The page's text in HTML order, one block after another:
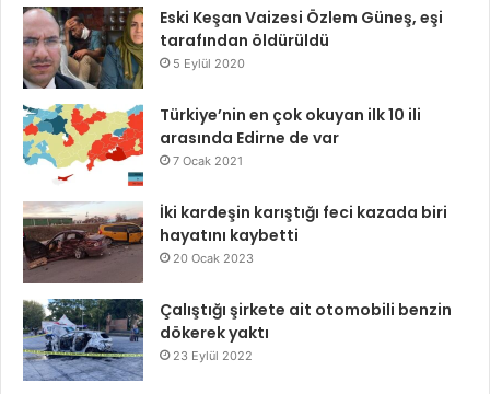
Eski Keşan Vaizesi Özlem Güneş, eşi
tarafından öldürüldü
5 Eylül 2020
Türkiye’nin en çok okuyan ilk 10 ili
arasında Edirne de var
7 Ocak 2021
İki kardeşin karıştığı feci kazada biri
hayatını kaybetti
20 Ocak 2023
Çalıştığı şirkete ait otomobili benzin
dökerek yaktı
23 Eylül 2022